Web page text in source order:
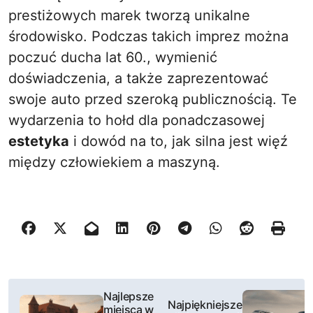
prestiżowych marek tworzą unikalne
środowisko. Podczas takich imprez można
poczuć ducha lat 60., wymienić
doświadczenia, a także zaprezentować
swoje auto przed szeroką publicznością. Te
wydarzenia to hołd dla ponadczasowej
estetyka i dowód na to, jak silna jest więź
między człowiekiem a maszyną.
N
Najlepsze
miejsca w
Najpiękniejsze